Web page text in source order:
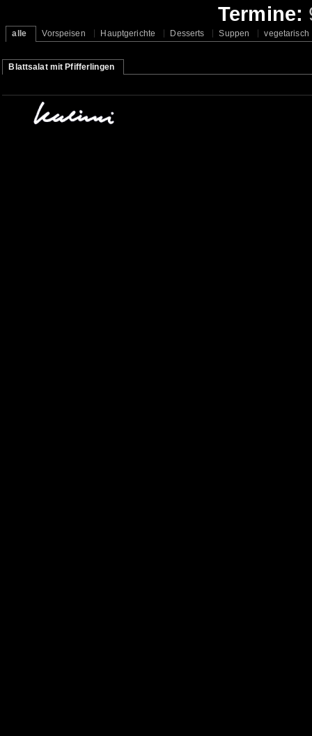
Termine:
alle Vorspeisen Hauptgerichte Desserts Suppen vegetarisch
Blattsalat mit Pfifferlingen